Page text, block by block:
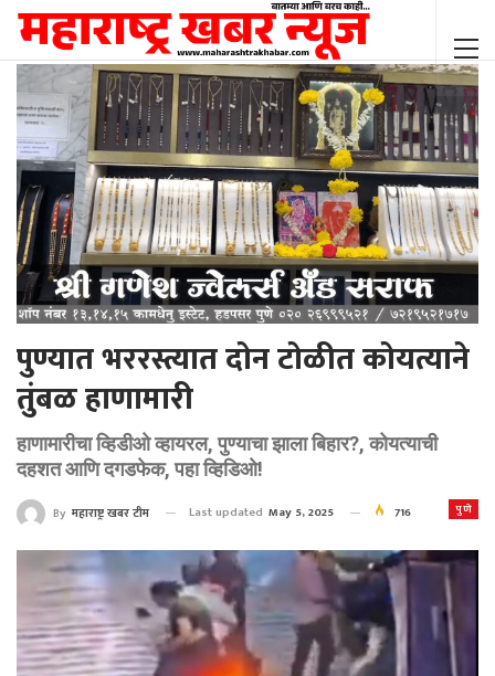
पुण्यात भररस्त्यात दोन टोळीत कोयत्याने
तुंबळ हाणामारी
हाणामारीचा व्हिडीओ व्हायरल, पुण्याचा झाला बिहार?, कोयत्याची
दहशत आणि दगडफेक, पहा व्हिडिओ!
पुणे
By महाराष्ट्र खबर टीम Last updated May 5, 2025 716